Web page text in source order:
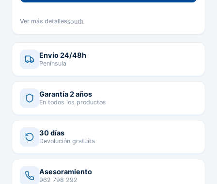
Ver más detallessouth
Envío 24/48h
Península
Garantía 2 años
En todos los productos
30 días
Devolución gratuita
Asesoramiento
962 798 292